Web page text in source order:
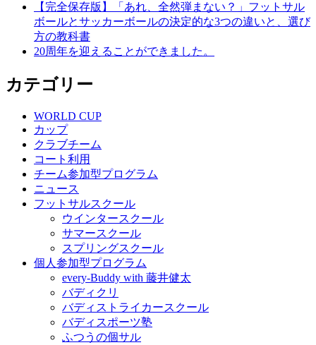
【完全保存版】「あれ、全然弾まない？」フットサル
ボールとサッカーボールの決定的な3つの違いと、選び
方の教科書
20周年を迎えることができました。
カテゴリー
WORLD CUP
カップ
クラブチーム
コート利用
チーム参加型プログラム
ニュース
フットサルスクール
ウインタースクール
サマースクール
スプリングスクール
個人参加型プログラム
every-Buddy with 藤井健太
バディクリ
バディストライカースクール
バディスポーツ塾
ふつうの個サル